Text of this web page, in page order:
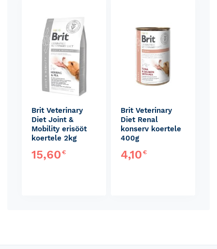
Brit Veterinary
Diet Joint &
Mobility erisööt
koertele 2kg
15,60€
Brit Veterinary
Diet Renal
konserv koertele
400g
4,10€